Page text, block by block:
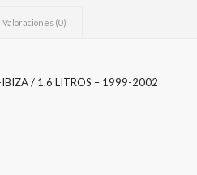
Valoraciones (0)
/ 1.6 LITROS – 1999-2002